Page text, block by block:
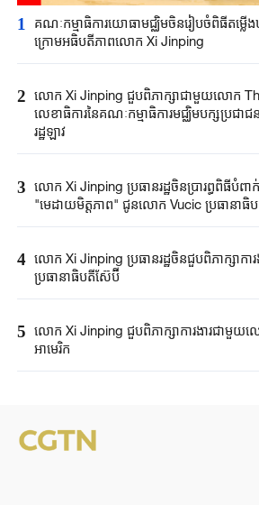
1
គណៈកម្មាធិការយោធាមជ្ឈិម​ចិន​រៀបចំ​ពិធី​តម្លើ
ក្រោម​អធិបតី​ភាព​លោក​ Xi Jinping
2 លោក Xi Jinping ជួបពិភាក្សាជាមួយលោក
លេខាធិការនៃគណៈកម្មាធិការមជ្ឈិមបក្សប្រជាជ
រដ្ឋឡាវ
3 លោក Xi Jinping ប្រធានរដ្ឋចិនប្រារព្ធពិធីបំ
"មេដាយមិត្តភាព" ជូនលោក Vucic ប្រធានាធិ
4 លោក Xi Jinping ប្រធានរដ្ឋចិនជួបពិភាក្សាក
ប្រធានាធិបតីស៊ែប៊ី
5 លោក Xi ​Jinping ​ជួបពិភាក្សា​ការងារ​ជាមួយ​ល
អាមេរិក​​